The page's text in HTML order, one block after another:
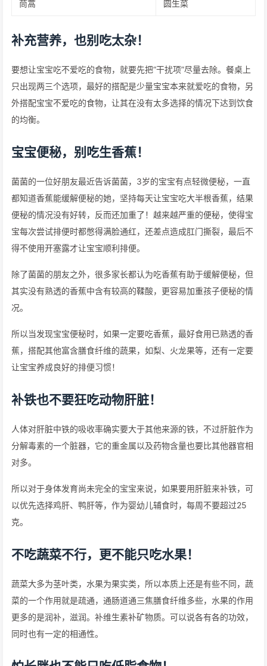
茼蒿 圆生菜
补充营养，也别吃太杂！
要想让宝宝吃不爱吃的食物，就要先把“干扰项”尽量去除。餐桌上
只出现两三个选项，最好的搭配是少量宝宝本来就爱吃的食物，另
外搭配宝宝不爱吃的食物，让其在没有太多选择的情况下达到饮食
的均衡。
宝宝便秘，别吃生香蕉！
菌菌的一位好朋友最近告诉菌菌，3岁的宝宝有点轻微便秘，一直
都知道香蕉能缓解便秘的她，坚持每天让宝宝吃大半根香蕉，结果
便秘的情况没有好转，反而还加重了！越来越严重的便秘，使得宝
宝每次尝试排便时都憋得满脸通红，还差点造成肛门撕裂，最后不
得不使用开塞露才让宝宝顺利排便。
除了菌菌的朋友之外，很多家长都认为吃香蕉有助于缓解便秘，但
其实没有熟透的香蕉中含有较高的鞣酸，更容易加重孩子便秘的情
况。
所以当发现宝宝便秘时，如果一定要吃香蕉，最好食用已熟透的香
蕉，搭配其他富含膳食纤维的蔬果，如梨、火龙果等，还有一定要
让宝宝养成良好的排便习惯！
补铁也不要狂吃动物肝脏！
人体对肝脏中铁的吸收率确实要大于其他来源的铁，不过肝脏作为
分解毒素的一个脏器，它的重金属以及药物含量也要比其他器官相
对多。
所以对于身体发育尚未完全的宝宝来说，如果要用肝脏来补铁，可
以优先选择鸡肝、鸭肝等，作为婴幼儿辅食时，每周不要超过25
克。
不吃蔬菜不行，更不能只吃水果！
蔬菜大多为茎叶类，水果为果实类，所以本质上还是有些不同，蔬
菜的一个作用就是疏通，通肠道通三焦膳食纤维多些，水果的作用
更多的是润补，滋润。补维生素补矿物质。可以说各有各的功效，
同时也有一定的相通性。